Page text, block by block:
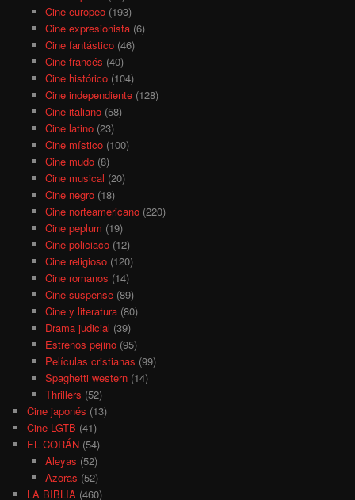
Cine europeo(193)
Cine expresionista(6)
Cine fantástico(46)
Cine francés (40)
Cine histórico(104)
Cine independiente(128)
Cine italiano(58)
Cine latino(23)
Cine místico(100)
Cine mudo(8)
Cine musical (20)
Cine negro(18)
Cine norteamericano(220)
Cine peplum (19)
Cine policiaco(12)
Cine religioso(120)
Cine romanos (14)
Cine suspense(89)
Cine y literatura(80)
Drama judicial (39)
Estrenos pejino(95)
Películas cristianas (99)
Spaghetti western(14)
Thrillers (52)
Cine japonés (13)
Cine LGTB (41)
EL CORÁN (54)
Aleyas (52)
Azoras (52)
LA BIBLIA (460)